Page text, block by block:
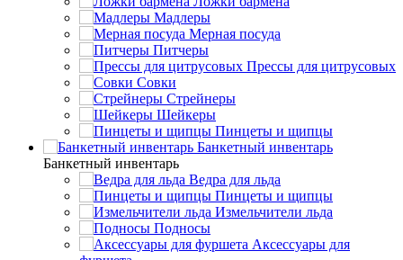
Мадлеры
Мерная посуда
Питчеры
Прессы для цитрусовых
Совки
Стрейнеры
Шейкеры
Пинцеты и щипцы
Банкетный инвентарь
Банкетный инвентарь
Ведра для льда
Пинцеты и щипцы
Измельчители льда
Подносы
Аксессуары для